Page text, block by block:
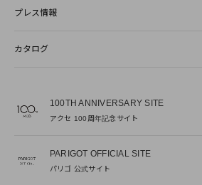
プレス情報
カタログ
100TH ANNIVERSARY SITE
アクセ 100周年記念サイト
PARIGOT OFFICIAL SITE
パリゴ 公式サイト